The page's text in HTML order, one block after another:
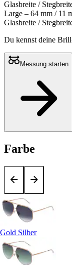
Glasbreite /
Large – 64 mm / 11
Glasbreite /
Du kennst deine
Messung starten
Farbe
Gold Silber